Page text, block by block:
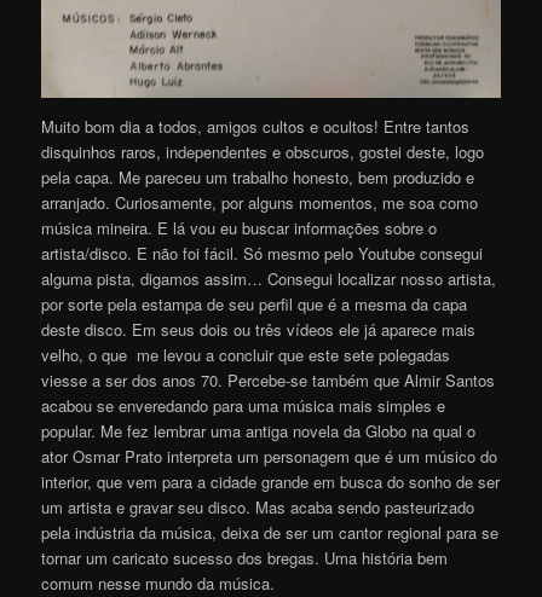
Muito bom dia a todos, amigos cultos e ocultos! Entre tantos
disquinhos raros, independentes e obscuros, gostei deste, logo
pela capa. Me pareceu um trabalho honesto, bem produzido e
arranjado. Curiosamente, por alguns momentos, me soa como
música mineira. E lá vou eu buscar informações sobre o
artista/disco. E não foi fácil. Só mesmo pelo Youtube consegui
alguma pista, digamos assim… Consegui localizar nosso artista,
por sorte pela estampa de seu perfil que é a mesma da capa
deste disco. Em seus dois ou três vídeos ele já aparece mais
velho, o que me levou a concluir que este sete polegadas
viesse a ser dos anos 70. Percebe-se também que Almir Santos
acabou se enveredando para uma música mais simples e
popular. Me fez lembrar uma antiga novela da Globo na qual o
ator Osmar Prato interpreta um personagem que é um músico do
interior, que vem para a cidade grande em busca do sonho de ser
um artista e gravar seu disco. Mas acaba sendo pasteurizado
pela indústria da música, deixa de ser um cantor regional para se
tornar um caricato sucesso dos bregas. Uma história bem
comum nesse mundo da música.